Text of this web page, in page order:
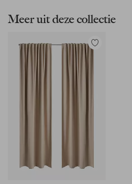
Meer uit deze collectie
Toevoegen